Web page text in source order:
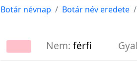
Botár névnap Botár név eredete
Nem: férfi